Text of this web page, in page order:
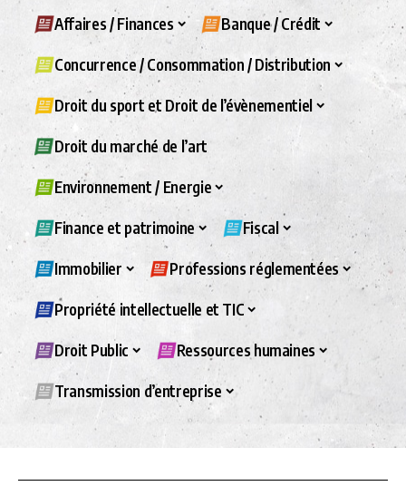
Affaires / Finances Banque / Crédit
Concurrence / Consommation / Distribution
Droit du sport et Droit de l’évènementiel
Droit du marché de l’art
Environnement / Energie
Finance et patrimoine Fiscal
Immobilier Professions réglementées
Propriété intellectuelle et TIC
Droit Public Ressources humaines
Transmission d’entreprise